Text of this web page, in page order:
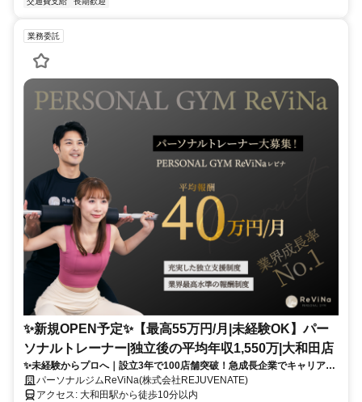
業務委託
✨️新規OPEN予定✨️【最高55万円/月|未経験OK】パー
ソナルトレーナー|独立後の平均年収1,550万|大和田店
✨未経験からプロへ｜設立3年で100店舗突破！急成長企業でキャリアア
ップパーソナルジムReViNa(株式会社REJUVENATE)
アクセス: 大和田駅から徒歩10分以内